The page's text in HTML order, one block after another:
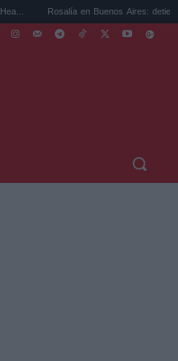
Rosalía en Buenos Aires: detiene el tráfico